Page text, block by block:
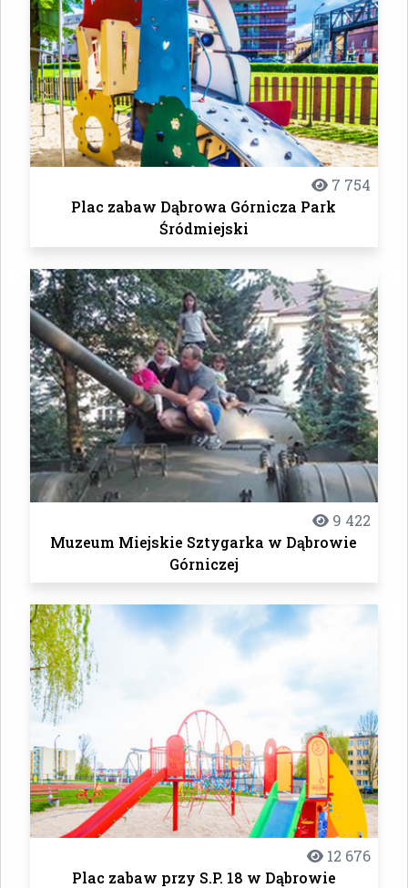
7 754
Plac zabaw Dąbrowa Górnicza Park
Śródmiejski
9 422
Muzeum Miejskie Sztygarka w Dąbrowie
Górniczej
12 676
Plac zabaw przy S.P. 18 w Dąbrowie